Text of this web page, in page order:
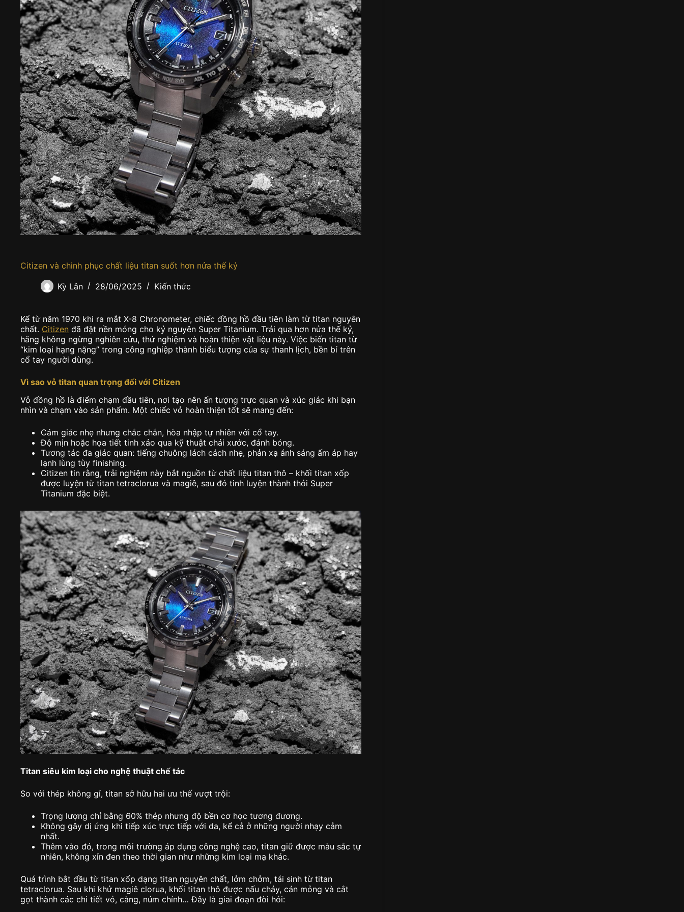
Citizen và chinh phục chất liệu titan suốt hơn nửa thế kỷ
Kỳ Lân 28/06/2025 Kiến thức
Kể từ năm 1970 khi ra mắt X-8 Chronometer, chiếc đồng hồ đầu tiên làm từ titan nguyên
chất. Citizen đã đặt nền móng cho kỷ nguyên Super Titanium. Trải qua hơn nửa thế kỷ,
hãng không ngừng nghiên cứu, thử nghiệm và hoàn thiện vật liệu này. Việc biến titan từ
“kim loại hạng nặng” trong công nghiệp thành biểu tượng của sự thanh lịch, bền bỉ trên
cổ tay người dùng.
Vì sao vỏ titan quan trọng đối với Citizen
Vỏ đồng hồ là điểm chạm đầu tiên, nơi tạo nên ấn tượng trực quan và xúc giác khi bạn
nhìn và chạm vào sản phẩm. Một chiếc vỏ hoàn thiện tốt sẽ mang đến:
Cảm giác nhẹ nhưng chắc chắn, hòa nhập tự nhiên với cổ tay.
Độ mịn hoặc họa tiết tinh xảo qua kỹ thuật chải xước, đánh bóng.
Tương tác đa giác quan: tiếng chuông lách cách nhẹ, phản xạ ánh sáng ấm áp hay
lạnh lùng tùy finishing.
Citizen tin rằng, trải nghiệm này bắt nguồn từ chất liệu titan thô – khối titan xốp
được luyện từ titan tetraclorua và magiê, sau đó tinh luyện thành thỏi Super
Titanium đặc biệt.
Titan siêu kim loại cho nghệ thuật chế tác
So với thép không gỉ, titan sở hữu hai ưu thế vượt trội:
Trọng lượng chỉ bằng 60% thép nhưng độ bền cơ học tương đương.
Không gây dị ứng khi tiếp xúc trực tiếp với da, kể cả ở những người nhạy cảm
nhất.
Thêm vào đó, trong môi trường áp dụng công nghệ cao, titan giữ được màu sắc tự
nhiên, không xỉn đen theo thời gian như những kim loại mạ khác.
Quá trình bắt đầu từ titan xốp dạng titan nguyên chất, lởm chởm, tái sinh từ titan
tetraclorua. Sau khi khử magiê clorua, khối titan thô được nấu chảy, cán mỏng và cắt
gọt thành các chi tiết vỏ, càng, núm chỉnh… Đây là giai đoạn đòi hỏi: